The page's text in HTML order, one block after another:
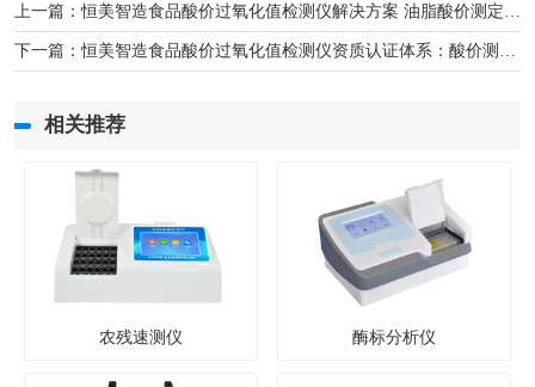
上一篇：恒美智造食品酸价过氧化值检测仪解决方案 油脂酸价测定仪体系构建
下一篇：恒美智造食品酸价过氧化值检测仪资质认证体系：酸价测定仪解析
相关推荐
农残速测仪 酶标分析仪